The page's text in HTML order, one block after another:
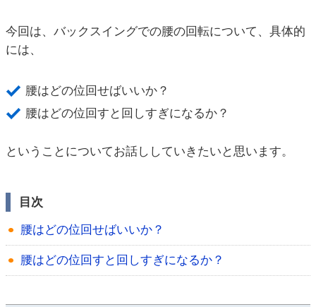
今回は、バックスイングでの腰の回転について、具体的
には、
腰はどの位回せばいいか？
腰はどの位回すと回しすぎになるか？
ということについてお話ししていきたいと思います。
目次
腰はどの位回せばいいか？
腰はどの位回すと回しすぎになるか？